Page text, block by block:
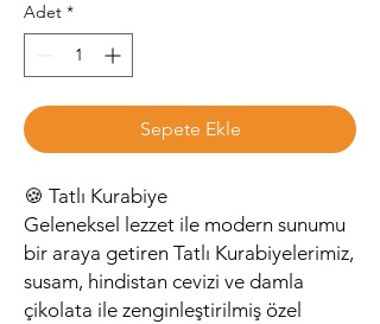
Adet *
Sepete Ekle
🍪 Tatlı Kurabiye
Geleneksel lezzet ile modern sunumu
bir araya getiren Tatlı Kurabiyelerimiz,
susam, hindistan cevizi ve damla
çikolata ile zenginleştirilmiş özel